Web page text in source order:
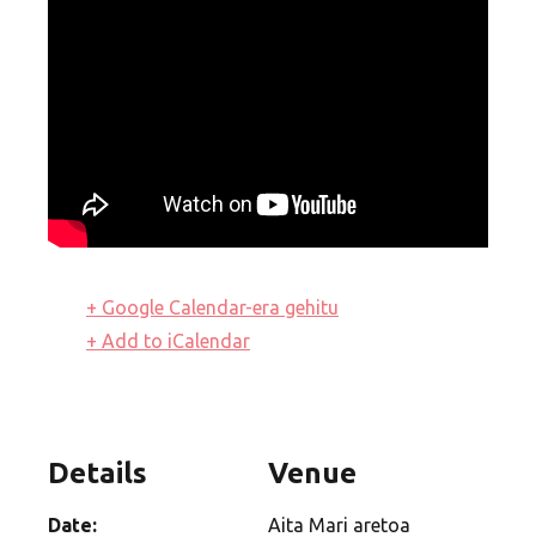
+ Google Calendar-era gehitu
+ Add to iCalendar
Details
Date:
Venue
Aita Mari aretoa